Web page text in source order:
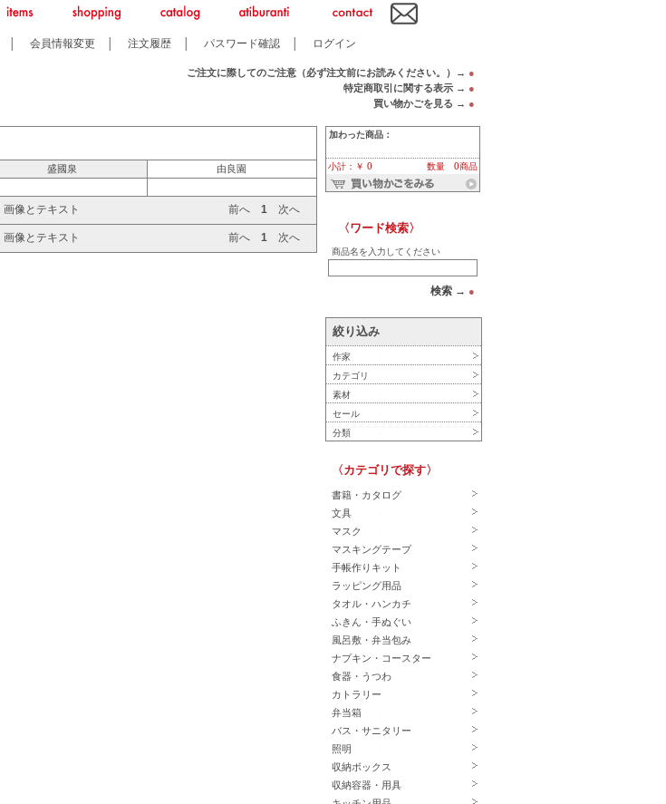
会員情報変更 注文履歴 パスワード確認 ログイン
ご注文に際してのご注意（必ず注文前にお読みください。）→ ●
特定商取引に関する表示 → ●
買い物かごを見る → ●
盛國泉
由良園
画像とテキスト 前へ 1次へ
画像とテキスト 前へ 1次へ
加わった商品：
小計：￥ 0 数量 0商品
〈ワード検索〉
商品名を入力してください
検索 → ●
絞り込み
作家
カテゴリ
素材
セール
分類
〈カテゴリで探す〉
書籍・カタログ
文具
マスク
マスキングテープ
手帳作りキット
ラッピング用品
タオル・ハンカチ
ふきん・手ぬぐい
風呂敷・弁当包み
ナプキン・コースター
食器・うつわ
カトラリー
弁当箱
バス・サニタリー
照明
収納ボックス
収納容器・用具